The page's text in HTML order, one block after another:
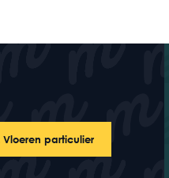
particulier